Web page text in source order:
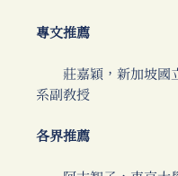
專文推薦
莊嘉穎，新加坡國
系副教授
各界推薦